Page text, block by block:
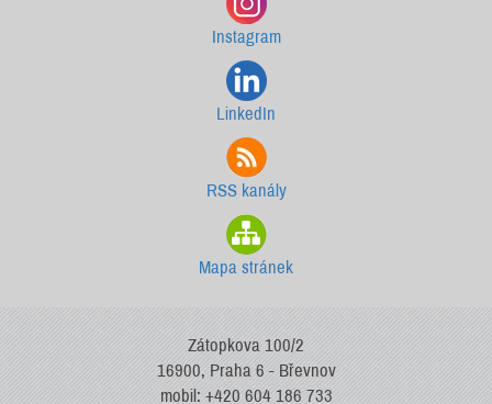
Instagram
LinkedIn
RSS kanály
Mapa stránek
Zátopkova 100/2
16900, Praha 6 - Břevnov
mobil: +420 604 186 733